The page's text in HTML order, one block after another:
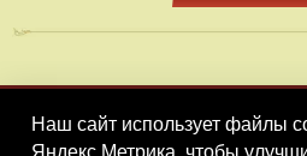
МЕНЮ
Наш сайт использует файлы
Яндекс.Метрика, чтобы